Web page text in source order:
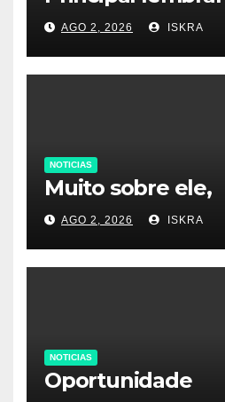
AGO 2, 2026 ISKRA
NOTICIAS
Muito sobre ele,
AGO 2, 2026 ISKRA
NOTICIAS
Oportunidade